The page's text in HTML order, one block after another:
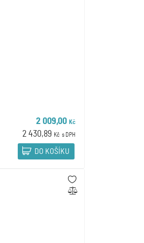
2 009,00 Kč
2 430,89 Kč s DPH
DO KOŠÍKU